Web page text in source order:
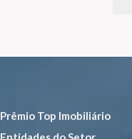
Prêmio Top Imobiliário